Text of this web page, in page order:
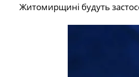
Житомирщині будуть